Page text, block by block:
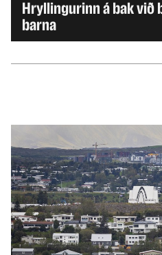
Hryllingurinn á bak
barna